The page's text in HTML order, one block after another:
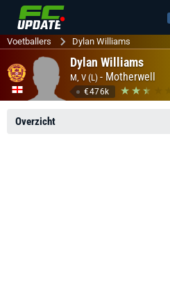
Voetballers Dylan Williams
Dylan Williams
M, V (L) - Motherwell
€476k
Overzicht